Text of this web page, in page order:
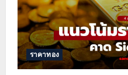
ราคาทอง